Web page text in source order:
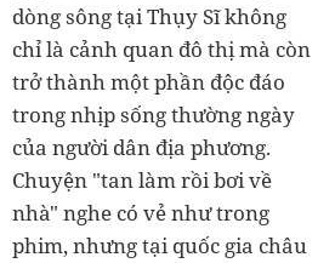
dòng sông tại Thụy Sĩ không
chỉ là cảnh quan đô thị mà còn
trở thành một phần độc đáo
trong nhịp sống thường ngày
của người dân địa phương.
Chuyện "tan làm rồi bơi về
nhà" nghe có vẻ như trong
phim, nhưng tại quốc gia châu